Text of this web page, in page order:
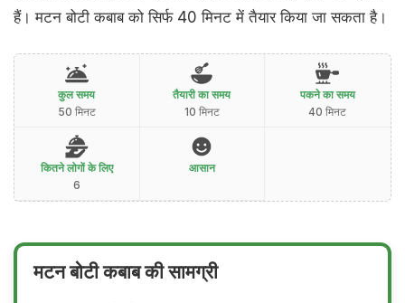
हैं। मटन बोटी कबाब को सिर्फ 40 मिनट में तैयार किया जा सकता है।
कुल समय
50 मिनट
तैयारी का समय
10 मिनट
पकने का समय
40 मिनट
कितने लोगों के लिए
6
आसान
मटन बोटी कबाब की सामग्री